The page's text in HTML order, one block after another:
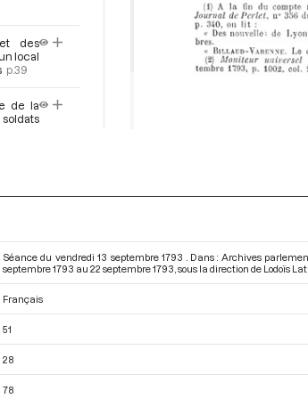
des
local
p.39
de la
de
de la
près
de
Séance du vendredi 13 septembre 1793 . Dans : Archives
septembre 1793 au 22 septembre 1793 , sous la direction de Lodoïs
Français
51
28
78